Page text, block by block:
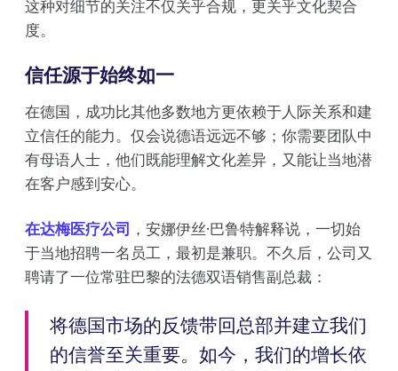
这种对细节的关注不仅关乎合规，更关乎文化契合
度。
信任源于始终如一
在德国，成功比其他多数地方更依赖于人际关系和建
立信任的能力。仅会说德语远远不够；你需要团队中
有母语人士，他们既能理解文化差异，又能让当地潜
在客户感到安心。
在达梅医疗公司 ，安娜伊丝·巴鲁特解释说，一切始
于当地招聘一名员工，最初是兼职。不久后，公司又
聘请了一位常驻巴黎的法德双语销售副总裁：
将德国市场的反馈带回总部并建立我们
的信誉至关重要。如今，我们的增长依